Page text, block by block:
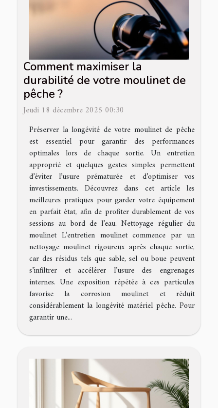
Comment maximiser la
durabilité de votre moulinet de
pêche ?
Jeudi 18 décembre 2025 00:30
Préserver la longévité de votre moulinet de pêche
est essentiel pour garantir des performances
optimales lors de chaque sortie. Un entretien
approprié et quelques gestes simples permettent
d’éviter l’usure prématurée et d’optimiser vos
investissements. Découvrez dans cet article les
meilleures pratiques pour garder votre équipement
en parfait état, afin de profiter durablement de vos
sessions au bord de l’eau. Nettoyage régulier du
moulinet L’entretien moulinet commence par un
nettoyage moulinet rigoureux après chaque sortie,
car des résidus tels que sable, sel ou boue peuvent
s’infiltrer et accélérer l’usure des engrenages
internes. Une exposition répétée à ces particules
favorise la corrosion moulinet et réduit
considérablement la longévité matériel pêche. Pour
garantir une...